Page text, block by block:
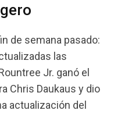
de semana pasado:
las
Jr. ganó el
Chris Daukaus y dio
actualización del